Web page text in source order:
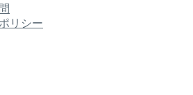
リシー